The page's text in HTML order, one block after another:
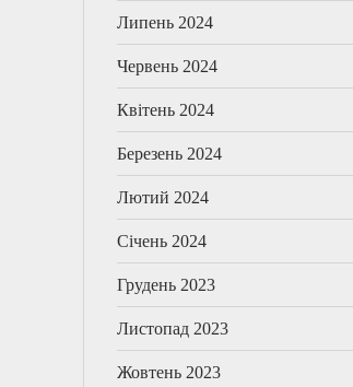
Липень 2024
Червень 2024
Квітень 2024
Березень 2024
Лютий 2024
Січень 2024
Грудень 2023
Листопад 2023
Жовтень 2023